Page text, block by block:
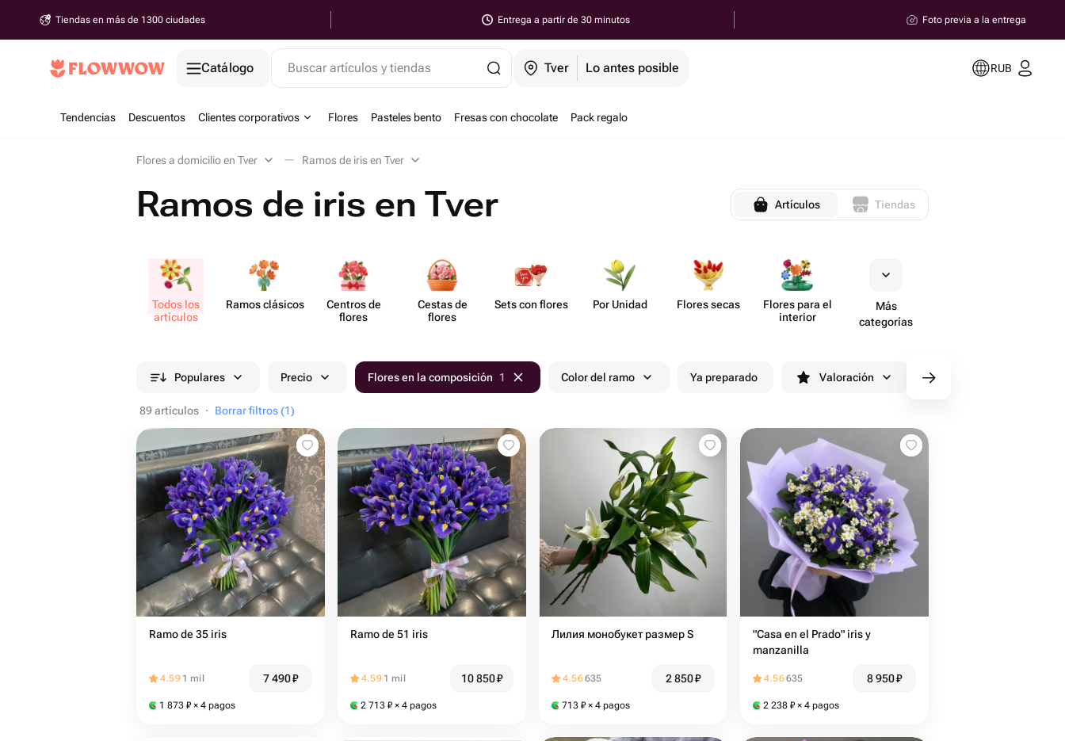
Tiendas en más de 1300 ciudades Entrega a partir de 30 minutos Foto previa a la entrega
Catálogo Buscar artículos y tiendas Tver Lo antes posible RUB
Tendencias Descuentos Clientes corporativos Flores Pasteles bento Fresas con chocolate Pack regalo
Flores a domicilio en Tver Ramos de iris en Tver
Ramos de iris en Tver Artículos Tiendas
Todos los
artículos
Ramos clásicos
Centros de
flores
Cestas de
flores
Sets con flores Por Unidad Flores secas
Flores para el
interior
Más
categorías
Populares Precio Flores en la composición 1 Color del ramo Ya preparado Valoración cv/filters/
89 artículos · Borrar filtros (1)
Ramo de 35 iris
4.59 1 mil 7 490₽
1 873 ₽ × 4 pagos
Ramo de 51 iris
4.59 1 mil 10 850₽
2 713 ₽ × 4 pagos
Лилия монобукет размер S
4.56635 2 850₽
713 ₽ × 4 pagos
"Casa en el Prado" iris y
manzanilla
4.56635 8 950₽
2 238 ₽ × 4 pagos